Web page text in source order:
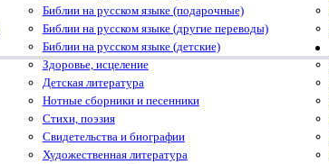
Библии на русском языке (подарочные)
Библии на русском языке (другие переводы)
Библии на русском языке (детские)
Здоровье, исцеление
Детская литература
Нотные сборники и песенники
Стихи, поэзия
Свидетельства и биографии
Художественная литература